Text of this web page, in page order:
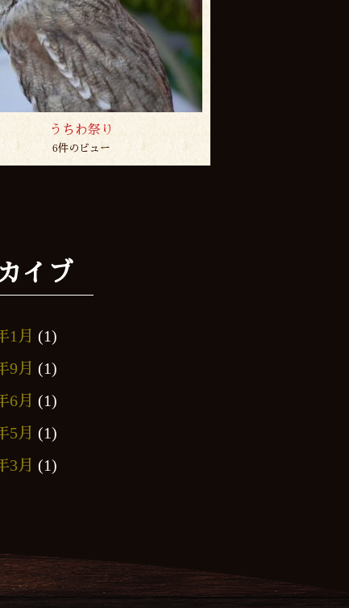
うちわ祭り
6件のビュー
イブ
1月 (1)
9月 (1)
6月 (1)
5月 (1)
3月 (1)
12月(1)
9月(3)